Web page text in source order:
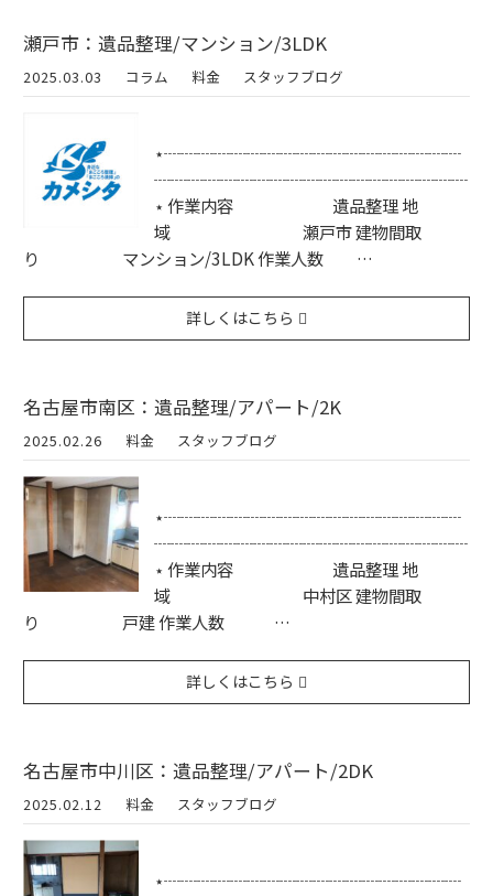
瀬戸市：遺品整理/マンション/3LDK
2025.03.03 コラム 料金 スタッフブログ
⋆┈┈┈┈┈┈┈┈┈┈┈┈┈┈┈┈┈┈
┈┈┈┈┈┈┈┈┈┈┈┈┈┈┈┈┈┈┈
⋆ 作業内容 遺品整理 地
域 瀬戸市 建物間取
り マンション/3LDK 作業人数 …
詳しくはこちら
名古屋市南区：遺品整理/アパート/2K
2025.02.26 料金 スタッフブログ
⋆┈┈┈┈┈┈┈┈┈┈┈┈┈┈┈┈┈┈
┈┈┈┈┈┈┈┈┈┈┈┈┈┈┈┈┈┈┈
⋆ 作業内容 遺品整理 地
域 中村区 建物間取
り 戸建 作業人数 …
詳しくはこちら
名古屋市中川区：遺品整理/アパート/2DK
2025.02.12 料金 スタッフブログ
⋆┈┈┈┈┈┈┈┈┈┈┈┈┈┈┈┈┈┈